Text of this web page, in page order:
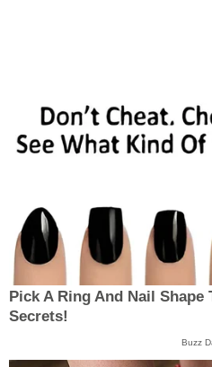
Pick A Ring And Nail Shape
Secrets!
Buzz